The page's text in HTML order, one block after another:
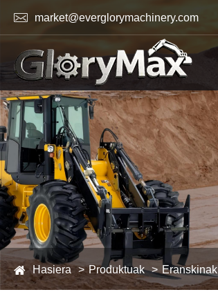
 market@everglorymachinery.com
Hasiera Produktuak Eranskinak